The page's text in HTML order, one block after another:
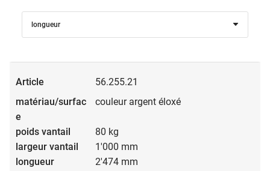
longueur
56.255.21
couleur argent éloxé
80 kg
1'000 mm
2'474 mm